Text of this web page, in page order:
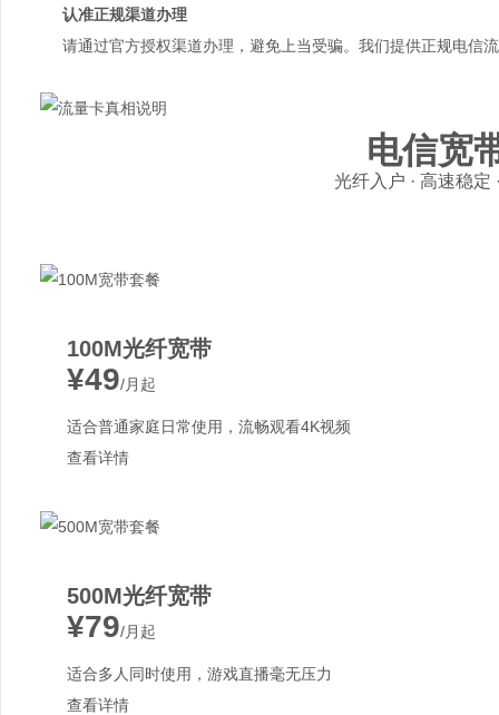
认准正规渠道办理
请通过官方授权渠道办理，避免上当受骗。我们提供正规电信
电信宽
光纤入户 · 高速稳定
100M光纤宽带
¥49/月起
适合普通家庭日常使用，流畅观看4K视频
查看详情
500M光纤宽带
¥79/月起
适合多人同时使用，游戏直播毫无压力
查看详情